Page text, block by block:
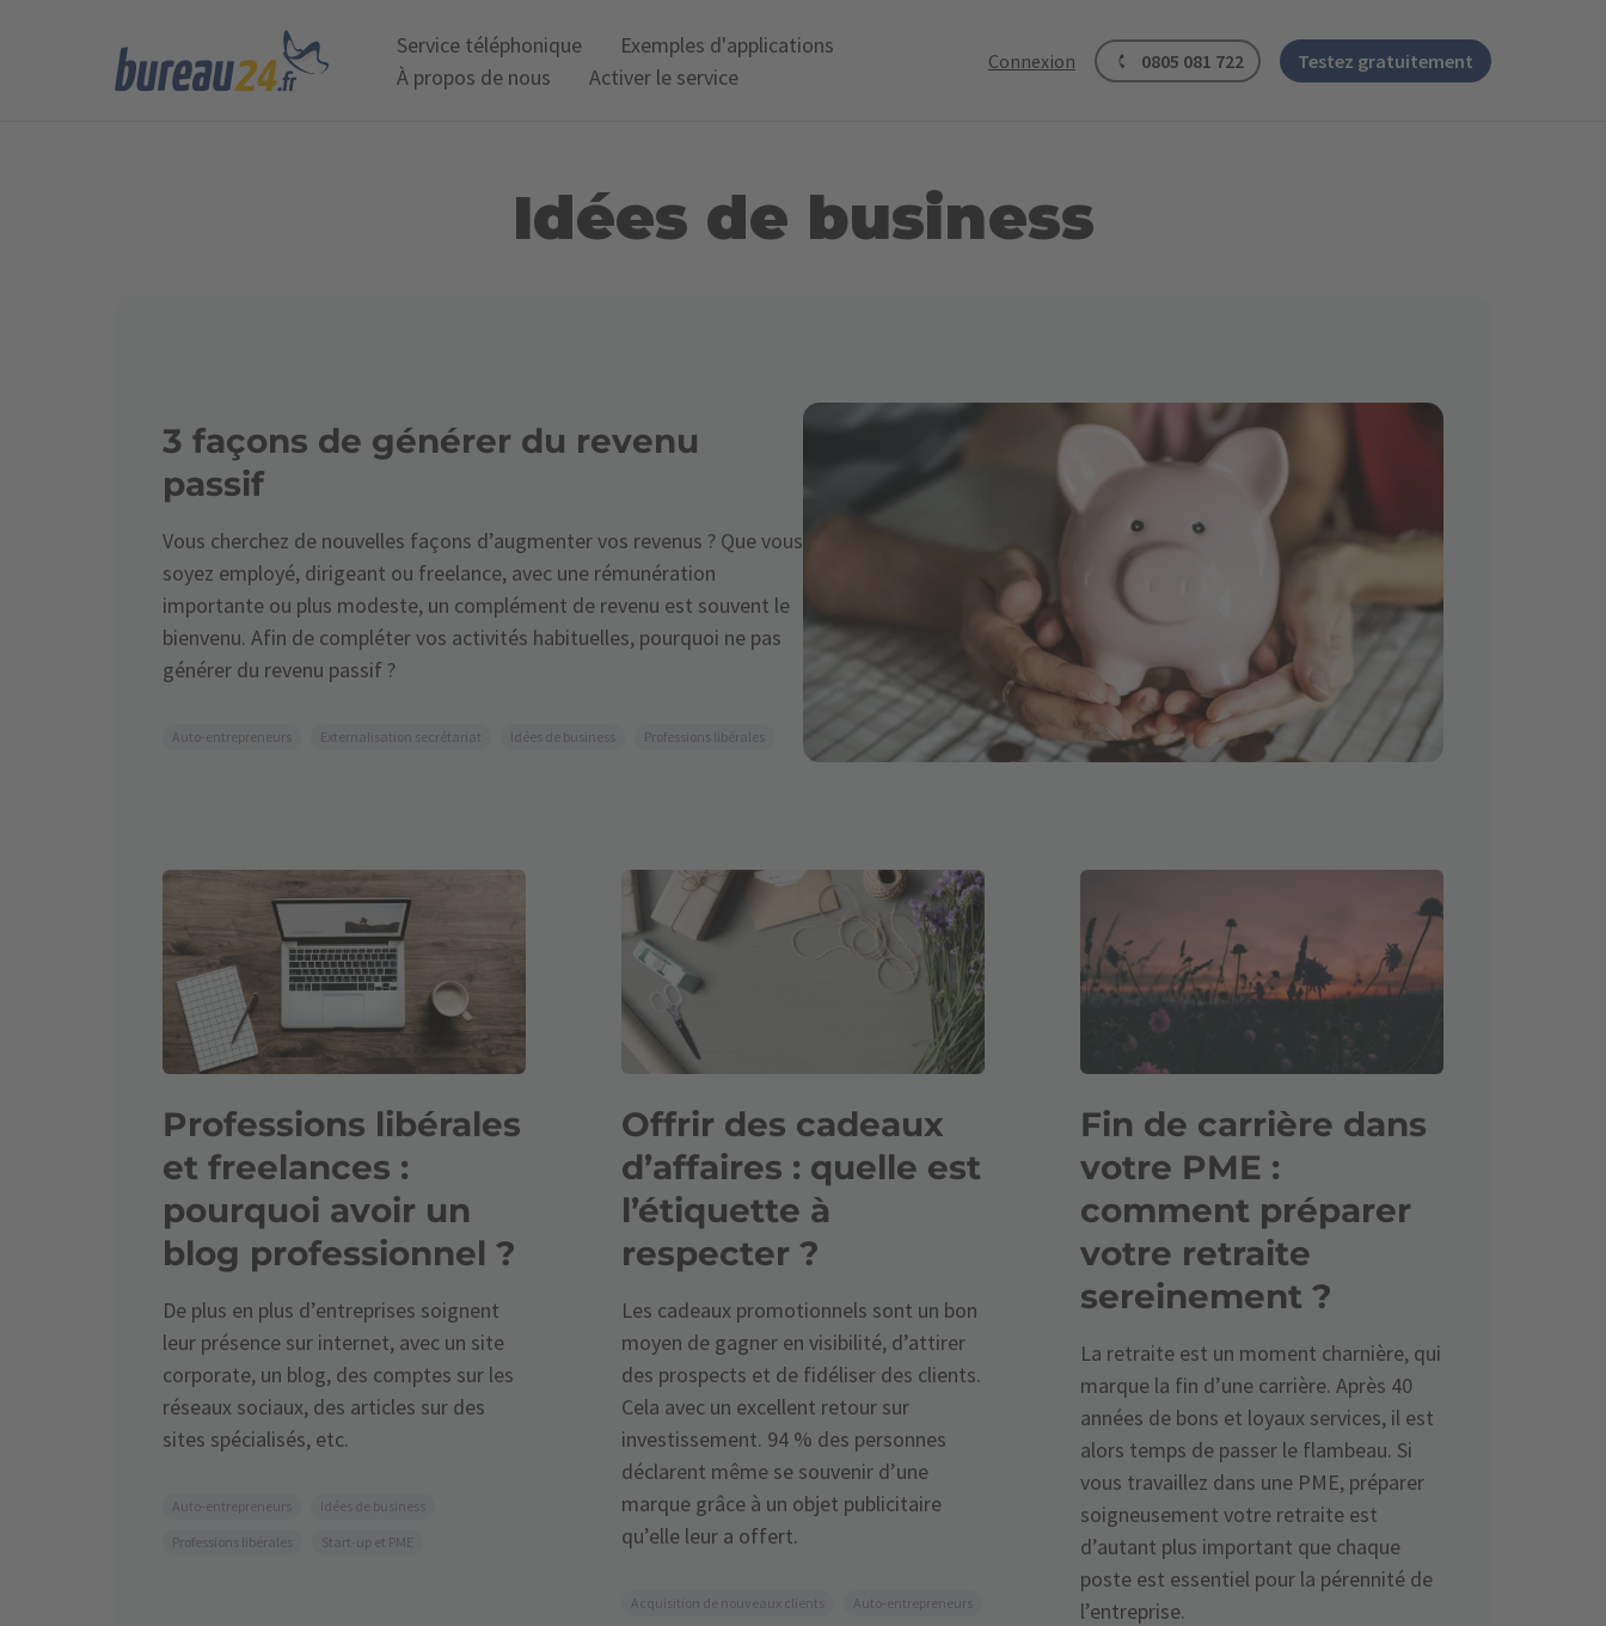
Service téléphonique
Exemples d'applications
À propos de nous
Activer le service
Connexion 0805 081 722 Testez gratuitement
Idées de business
3 façons de générer du revenu
passif
Vous cherchez de nouvelles façons d’augmenter vos revenus ? Que vous
soyez employé, dirigeant ou freelance, avec une rémunération
importante ou plus modeste, un complément de revenu est souvent le
bienvenu. Afin de compléter vos activités habituelles, pourquoi ne pas
générer du revenu passif ?
Auto-entrepreneurs Externalisation secrétariat Idées de business Professions libérales
Professions libérales
et freelances :
pourquoi avoir un
blog professionnel ?
De plus en plus d’entreprises soignent
leur présence sur internet, avec un site
corporate, un blog, des comptes sur les
réseaux sociaux, des articles sur des
sites spécialisés, etc.
Auto-entrepreneurs
Idées de business
Professions libérales
Start-up et PME
Offrir des cadeaux
d’affaires : quelle est
l’étiquette à
respecter ?
Les cadeaux promotionnels sont un bon
moyen de gagner en visibilité, d’attirer
des prospects et de fidéliser des clients.
Cela avec un excellent retour sur
investissement. 94 % des personnes
déclarent même se souvenir d’une
marque grâce à un objet publicitaire
qu’elle leur a offert.
Acquisition de nouveaux clients
Auto-entrepreneurs
Fin de carrière dans
votre PME :
comment préparer
votre retraite
sereinement ?
La retraite est un moment charnière, qui
marque la fin d’une carrière. Après 40
années de bons et loyaux services, il est
alors temps de passer le flambeau. Si
vous travaillez dans une PME, préparer
soigneusement votre retraite est
d’autant plus important que chaque
poste est essentiel pour la pérennité de
l’entreprise.